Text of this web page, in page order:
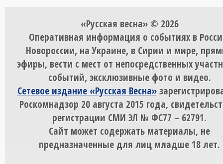
«Русская весна» © 2026
Оперативная информация о событиях в
Новороссии, на Украине, в Сирии и мире,
эфиры, вести с мест от непосредственных
событий, эксклюзивные фото и видео.
Сетевое издание «Русская Весна»
Роскомнадзор 20 августа 2015 года,
регистрации СМИ ЭЛ № ФС77 – 62791.
Сайт может содержать материалы, не
предназначенные для лиц младше 18 лет.